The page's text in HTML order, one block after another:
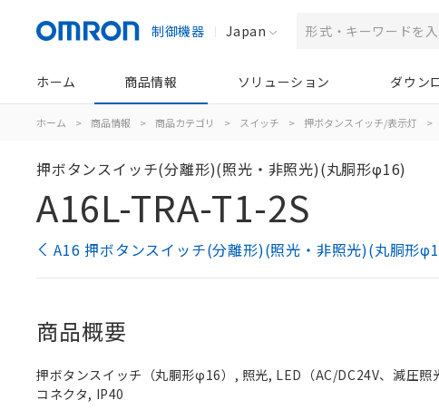
制御機器 Japan
ホーム 商品情報 ソリューション ダウン
ホーム > 商品情報 > 商品カテゴリ > スイッチ > 押ボタンスイッチ/表示灯 >
押ボタンスイッチ(分離形)(照光・非照光)(丸胴形φ16)
A16L-TRA-T1-2S
A16 押ボタンスイッチ(分離形)(照光・非照光)(丸胴形
商品概要
押ボタンスイッチ（丸胴形φ16）, 照光, LED（AC/DC24V、減圧
コネクタ, IP40